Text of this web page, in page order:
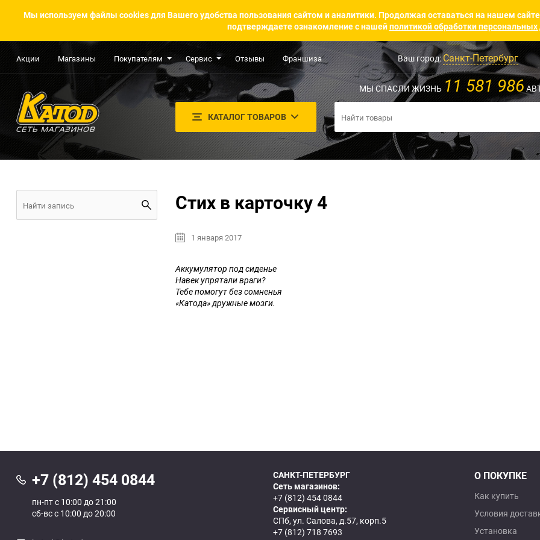
Мы используем файлы cookies для Вашего удобства пользования сайтом и аналитики. Продолжая оставаться на нашем
подтверждаете ознакомление с нашейполитикой обработки
Акции Магазины Покупателям Сервис Отзывы Франшиза Ваш город:Санкт-Петербург
КАТАЛОГ ТОВАРОВ
МЫ СПАСЛИ ЖИЗНЬ 11 581 986
Стих в карточку 4
1 января 2017
Аккумулятор под сиденье
Навек упрятали враги?
Тебе помогут без сомненья
«Катода» дружные мозги.
+7 (812) 454 0844
пн-пт с 10:00 до 21:00
сб-вс с 10:00 до 20:00
САНКТ-ПЕТЕРБУРГ
Сеть магазинов:
+7 (812) 454 0844
Сервисный центр:
СПб, ул. Салова, д.57, корп.5
+7 (812) 718 7693
О ПОКУПКЕ
Как купить
Условия
Установка